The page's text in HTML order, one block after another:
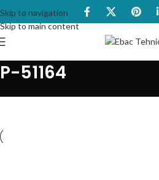
Skip to navigation
Skip to main content
P-51164